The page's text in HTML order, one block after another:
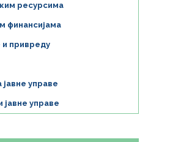
ресурсима
финансијама
и привреду
управе
управе